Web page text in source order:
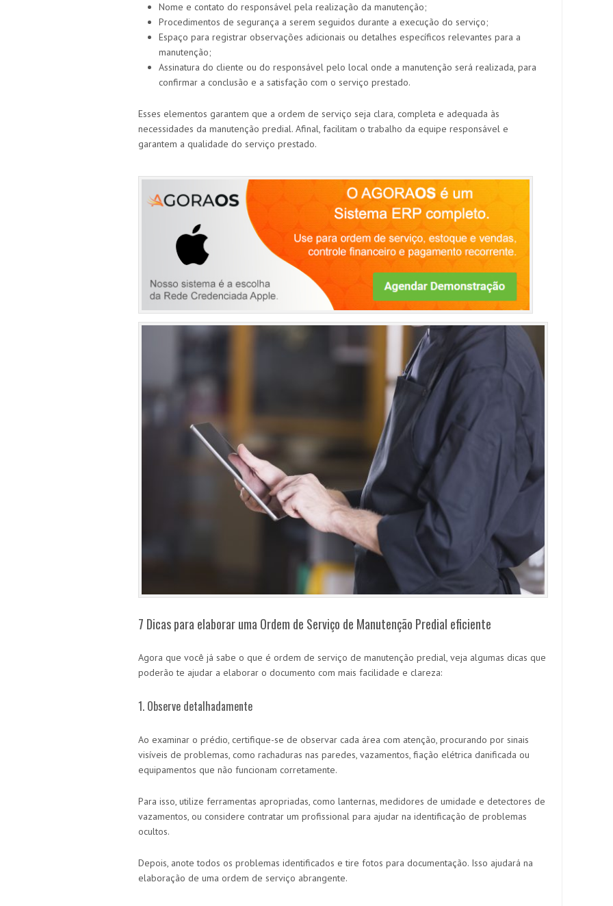
Nome e contato do responsável pela realização da manutenção;
Procedimentos de segurança a serem seguidos durante a execução do serviço;
Espaço para registrar observações adicionais ou detalhes específicos relevantes para a
manutenção;
Assinatura do cliente ou do responsável pelo local onde a manutenção será realizada, para
confirmar a conclusão e a satisfação com o serviço prestado.
Esses elementos garantem que a ordem de serviço seja clara, completa e adequada às
necessidades da manutenção predial. Afinal, facilitam o trabalho da equipe responsável e
garantem a qualidade do serviço prestado.
7 Dicas para elaborar uma Ordem de Serviço de Manutenção Predial eficiente
Agora que você já sabe o que é ordem de serviço de manutenção predial, veja algumas dicas que
poderão te ajudar a elaborar o documento com mais facilidade e clareza:
1. Observe detalhadamente
Ao examinar o prédio, certifique-se de observar cada área com atenção, procurando por sinais
visíveis de problemas, como rachaduras nas paredes, vazamentos, fiação elétrica danificada ou
equipamentos que não funcionam corretamente.
Para isso, utilize ferramentas apropriadas, como lanternas, medidores de umidade e detectores de
vazamentos, ou considere contratar um profissional para ajudar na identificação de problemas
ocultos.
Depois, anote todos os problemas identificados e tire fotos para documentação. Isso ajudará na
elaboração de uma ordem de serviço abrangente.